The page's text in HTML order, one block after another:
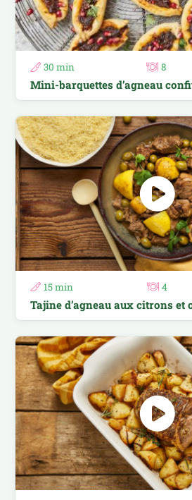
30 min 8
Mini-barquettes d’agneau
15 min 4
Tajine d’agneau aux citrons et